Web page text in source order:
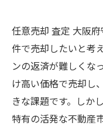
任意売却 査定 大阪
件で売却したいと考
ンの返済が難しくな
け高い価格で売却し
きな課題です。しか
特有の活発な不動産